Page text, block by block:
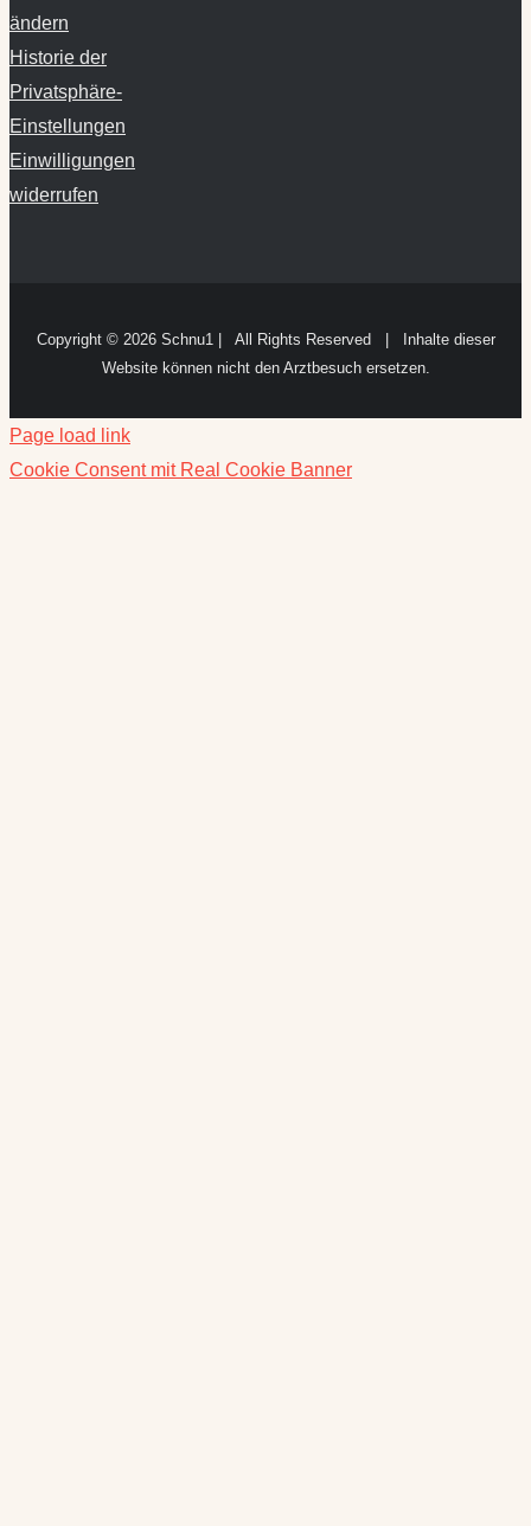
ändern
Historie der
Privatsphäre-
Einstellungen
Einwilligungen
widerrufen
Copyright © 2026 Schnu1 | All Rights Reserved | Inhalte dieser
Website können nicht den Arztbesuch ersetzen.
Page load link
Cookie Consent mit Real Cookie Banner